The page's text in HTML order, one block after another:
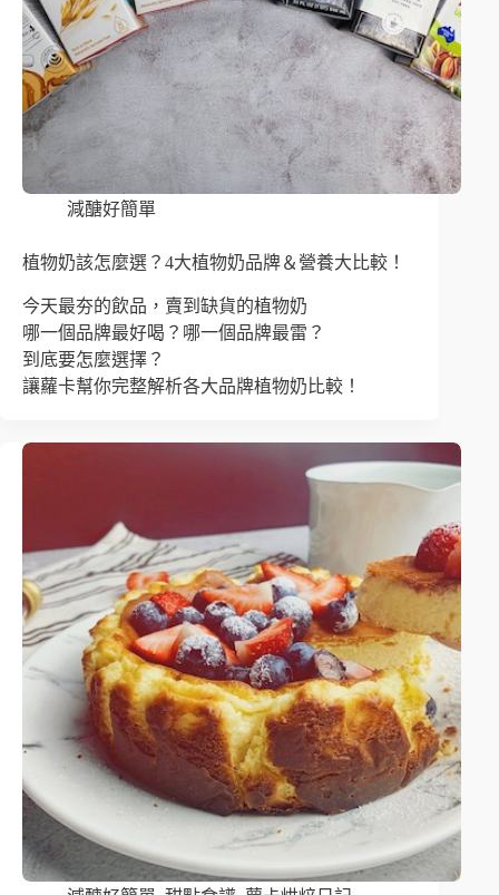
減醣好簡單
植物奶該怎麼選？4大植物奶品牌＆營養大比較！
今天最夯的飲品，賣到缺貨的植物奶
哪一個品牌最好喝？哪一個品牌最雷？
到底要怎麼選擇？
讓蘿卡幫你完整解析各大品牌植物奶比較！